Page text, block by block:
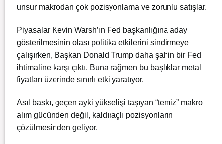
unsur makrodan çok pozisyonlama ve zorunlu satışlar.
Piyasalar Kevin Warsh’ın Fed başkanlığına aday
gösterilmesinin olası politika etkilerini sindirmeye
çalışırken, Başkan Donald Trump daha şahin bir Fed
ihtimaline karşı çıktı. Buna rağmen bu başlıklar metal
fiyatları üzerinde sınırlı etki yaratıyor.
Asıl baskı, geçen ayki yükselişi taşıyan “temiz” makro
alım gücünden değil, kaldıraçlı pozisyonların
çözülmesinden geliyor.